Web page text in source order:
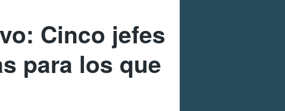
Cinco jefes
para los que